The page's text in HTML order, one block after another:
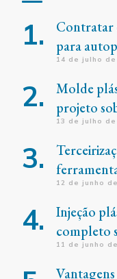
Contratar
para
14 de julho de
Molde
projeto
13 de julho de
12 de junho
Injeção
completo
11 de junho